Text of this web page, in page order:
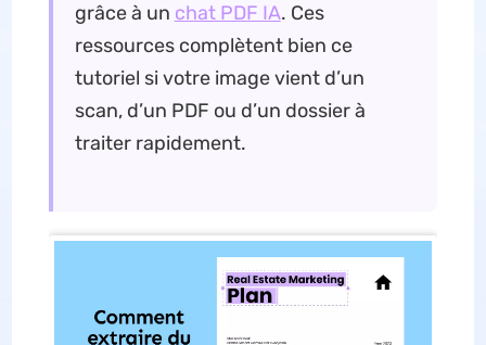
grâce à un chat PDF IA. Ces
ressources complètent bien ce
tutoriel si votre image vient d’un
scan, d’un PDF ou d’un dossier à
traiter rapidement.